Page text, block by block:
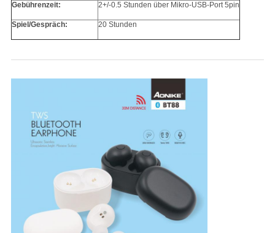
Gebührenzeit: 2+/-0.5 Stunden über Mikro-USB-Port 5pin
Spiel/Gespräch: 20 Stunden